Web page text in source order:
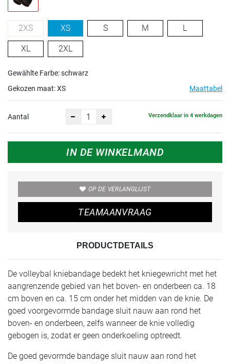
2XS XS S M L
XL 2XL
Gewählte Farbe: schwarz
Gekozen maat:XS Maattabel
Aantal Verzendklaar in 4 werkdagen
IN DE WINKELMAND
OP DE VERLANGLIJST
TEAMAANVRAAG
PRODUCTDETAILS
De volleybal kniebandage bedekt het kniegewricht met het
aangrenzende gebied van het boven- en onderbeen ca. 18
cm boven en ca. 15 cm onder het midden van de knie. De
goed voorgevormde bandage sluit nauw aan rond het
boven- en onderbeen, zelfs wanneer de knie volledig
gebogen is, zodat er geen onderkoeling optreedt.
De goed gevormde bandage sluit nauw aan rond het